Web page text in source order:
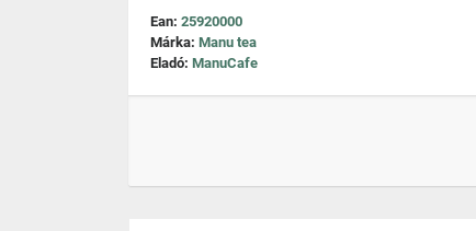
Ean: 25920000
Márka: Manu tea
Eladó: ManuCafe